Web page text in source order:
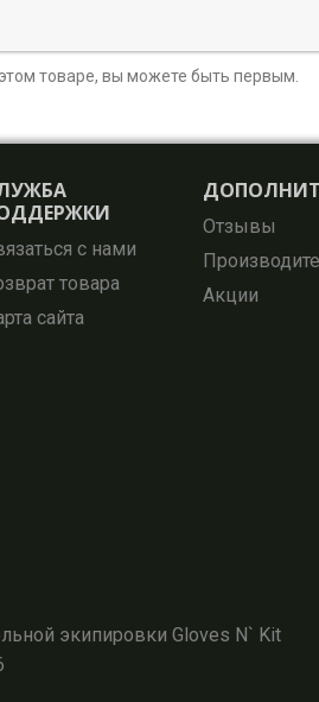
товаре, вы можете быть первым.
с нами
товара
сайта
Отзывы
Акции
экипировки Gloves N` Kit